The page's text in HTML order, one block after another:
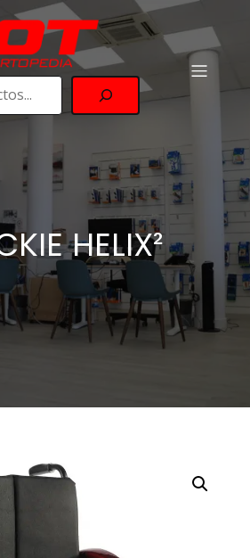
HELIX²